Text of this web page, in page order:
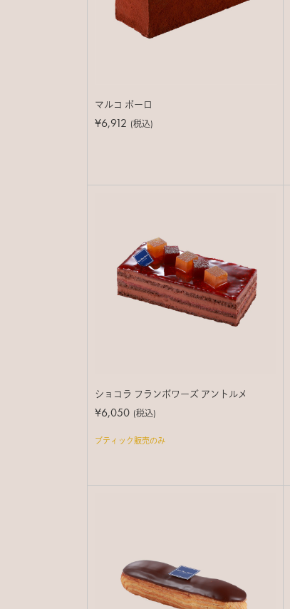
マルコ ポーロ
¥6,912 (税込)
ショコラ フランボワーズ アントルメ
¥6,050 (税込)
ブティック販売のみ